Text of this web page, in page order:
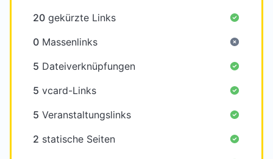
20 gekürzte Links
0 Massenlinks
5 Dateiverknüpfungen
5 vcard-Links
5 Veranstaltungslinks
2 statische Seiten